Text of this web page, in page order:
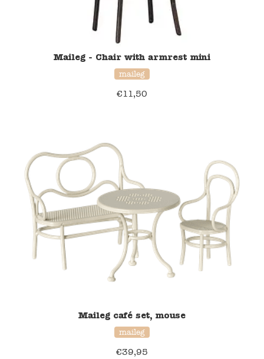
Maileg - Chair with armrest mini
maileg
€11,50
Maileg café set, mouse
maileg
€39,95